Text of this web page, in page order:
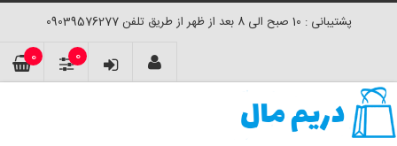
پشتیبانی : 10 صبح الی 8 بعد از ظهر از طریق تلفن 09039576277
0 0